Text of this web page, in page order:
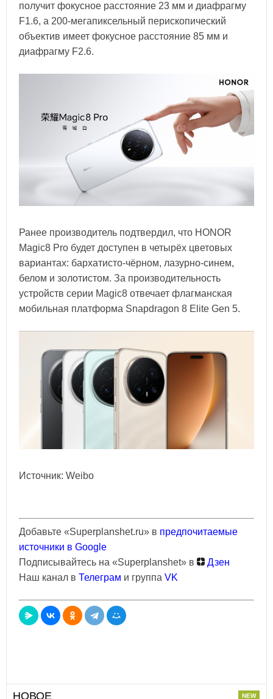
получит фокусное расстояние 23 мм и диафрагму
F1.6, а 200-мегапиксельный перископический
объектив имеет фокусное расстояние 85 мм и
диафрагму F2.6.
Ранее производитель подтвердил, что HONOR
Magic8 Pro будет доступен в четырёх цветовых
вариантах: бархатисто-чёрном, лазурно-синем,
белом и золотистом. За производительность
устройств серии Magic8 отвечает флагманская
мобильная платформа Snapdragon 8 Elite Gen 5.
Источник: Weibo
Добавьте «Superplanshet.ru» в предпочитаемые
источники в Google
Подписывайтесь на «Superplanshet» в
Дзен
Наш канал в Телеграм и группа VK
НОВОЕ